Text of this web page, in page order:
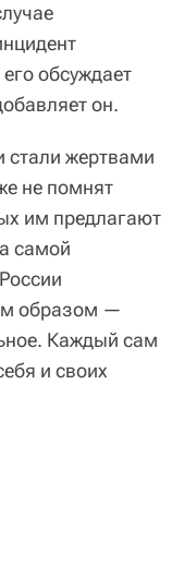
обсуждает
он.
стали жертвами
не помнят
им предлагают
самой
образом —
Каждый сам
и своих